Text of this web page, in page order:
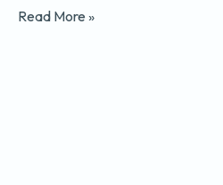
Read More »